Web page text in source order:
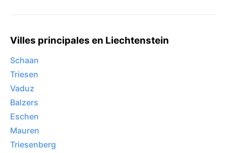
Villes principales en Liechtenstein
Schaan
Triesen
Vaduz
Balzers
Eschen
Mauren
Triesenberg